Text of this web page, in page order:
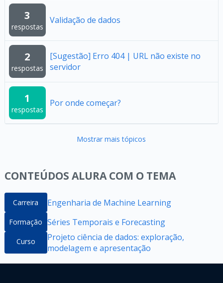
3
respostas
Validação de dados
2
respostas
[Sugestão] Erro 404 | URL não existe no
servidor
1
respostas
Por onde começar?
Mostrar mais tópicos
CONTEÚDOS ALURA COM O TEMA
Carreira Engenharia de Machine Learning
Formação Séries Temporais e Forecasting
Curso
Projeto ciência de dados: exploração,
modelagem e apresentação